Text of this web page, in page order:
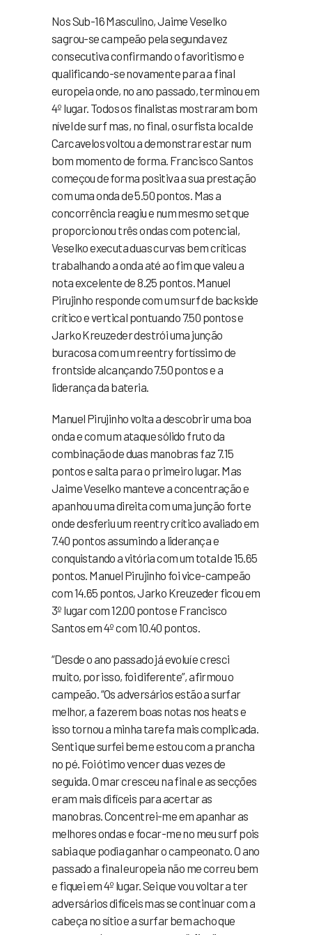
Nos Sub-16 Masculino, Jaime Veselko
sagrou-se campeão pela segunda vez
consecutiva confirmando o favoritismo e
qualificando-se novamente para a final
europeia onde, no ano passado, terminou em
4º lugar. Todos os finalistas mostraram bom
nível de surf mas, no final, o surfista local de
Carcavelos voltou a demonstrar estar num
bom momento de forma. Francisco Santos
começou de forma positiva a sua prestação
com uma onda de 5.50 pontos. Mas a
concorrência reagiu e num mesmo set que
proporcionou três ondas com potencial,
Veselko executa duas curvas bem críticas
trabalhando a onda até ao fim que valeu a
nota excelente de 8.25 pontos. Manuel
Pirujinho responde com um surf de backside
crítico e vertical pontuando 7.50 pontos e
Jarko Kreuzeder destrói uma junção
buracosa com um reentry fortíssimo de
frontside alcançando 7.50 pontos e a
liderança da bateria.
Manuel Pirujinho volta a descobrir uma boa
onda e com um ataque sólido fruto da
combinação de duas manobras faz 7.15
pontos e salta para o primeiro lugar. Mas
Jaime Veselko manteve a concentração e
apanhou uma direita com uma junção forte
onde desferiu um reentry crítico avaliado em
7.40 pontos assumindo a liderança e
conquistando a vitória com um total de 15.65
pontos. Manuel Pirujinho foi vice-campeão
com 14.65 pontos, Jarko Kreuzeder ficou em
3º lugar com 12.00 pontos e Francisco
Santos em 4º com 10.40 pontos.
“Desde o ano passado já evoluí e cresci
muito, por isso, foi diferente”, afirmou o
campeão. “Os adversários estão a surfar
melhor, a fazerem boas notas nos heats e
isso tornou a minha tarefa mais complicada.
Senti que surfei bem e estou com a prancha
no pé. Foi ótimo vencer duas vezes de
seguida. O mar cresceu na final e as secções
eram mais difíceis para acertar as
manobras. Concentrei-me em apanhar as
melhores ondas e focar-me no meu surf pois
sabia que podia ganhar o campeonato. O ano
passado a final europeia não me correu bem
e fiquei em 4º lugar. Sei que vou voltar a ter
adversários difíceis mas se continuar com a
cabeça no sítio e a surfar bem acho que